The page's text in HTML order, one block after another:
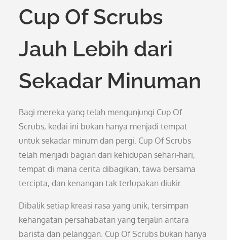
Cup Of Scrubs
Jauh Lebih dari
Sekadar Minuman
Bagi mereka yang telah mengunjungi Cup Of
Scrubs, kedai ini bukan hanya menjadi tempat
untuk sekadar minum dan pergi. Cup Of Scrubs
telah menjadi bagian dari kehidupan sehari-hari,
tempat di mana cerita dibagikan, tawa bersama
tercipta, dan kenangan tak terlupakan diukir.
Dibalik setiap kreasi rasa yang unik, tersimpan
kehangatan persahabatan yang terjalin antara
barista dan pelanggan. Cup Of Scrubs bukan hanya